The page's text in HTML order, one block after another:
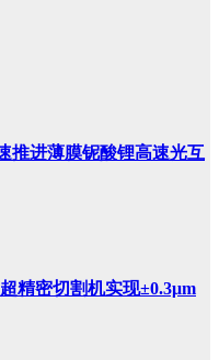
推进薄膜铌酸锂高速光互
精密切割机实现±0.3μm